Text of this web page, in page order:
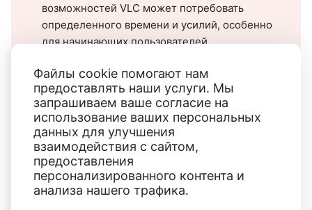
Файлы cookie помогают нам
предоставлять наши услуги. Мы
запрашиваем ваше согласие на
использование ваших персональных
данных для улучшения
взаимодействия с сайтом,
предоставления
персонализированного контента и
анализа нашего трафика.
возможностей VLC может потребовать
определенного времени и усилий, особенно
для начинающих пользователей.
Movie Maker
Movie Maker - программа для монтажа видео,
разработанная компанией Microsoft для операционной
системы Windows. Она была частью пакета программ
Windows Essentials, в который входили различные
мультимедийные приложения.